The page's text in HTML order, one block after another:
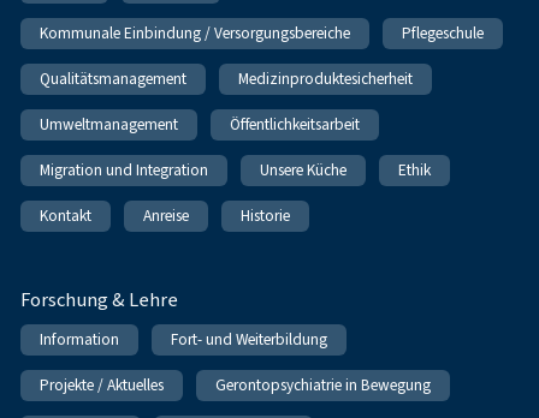
Kommunale Einbindung / Versorgungsbereiche Pflegeschule
Qualitätsmanagement Medizinproduktesicherheit
Umweltmanagement Öffentlichkeitsarbeit
Migration und Integration Unsere Küche Ethik
Kontakt Anreise Historie
Forschung & Lehre
Information Fort- und Weiterbildung
Projekte / Aktuelles Gerontopsychiatrie in Bewegung